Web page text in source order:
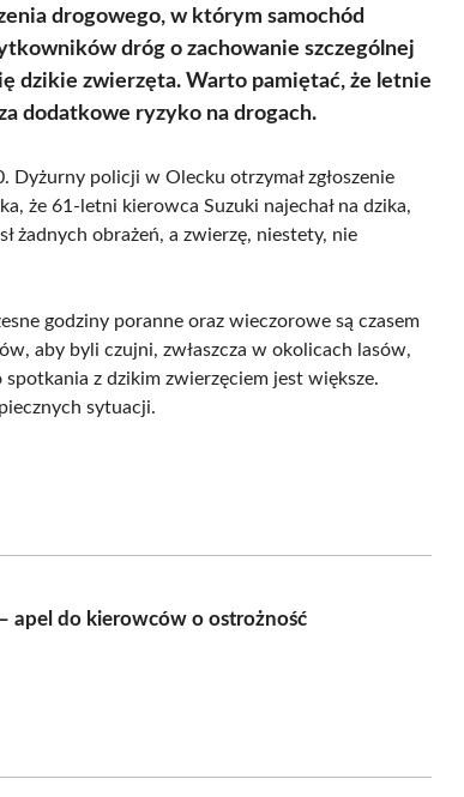
drogowego, w którym samochód
dróg o zachowanie szczególnej
dzikie zwierzęta. Warto pamiętać, że letnie
dodatkowe ryzyko na drogach.
Dyżurny policji w Olecku otrzymał zgłoszenie
że 61-letni kierowca Suzuki najechał na dzika,
żadnych obrażeń, a zwierzę, niestety, nie
godziny poranne oraz wieczorowe są czasem
aby byli czujni, zwłaszcza w okolicach lasów,
z dzikim zwierzęciem jest większe.
sytuacji.
apel do kierowców o ostrożność